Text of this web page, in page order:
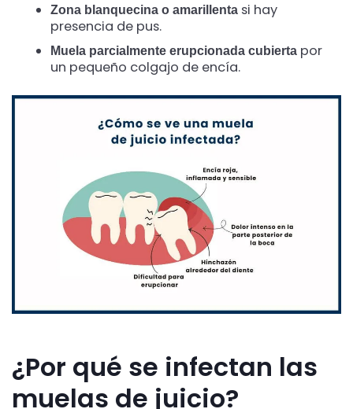
Zona blanquecina o amarillenta si hay
presencia de pus.
Muela parcialmente erupcionada cubierta por
un pequeño colgajo de encía.
¿Por qué se infectan las
muelas de juicio?